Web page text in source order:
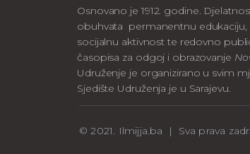
Osnovano je 1912. godine.
obuhvata permanentnu edukaciju,
socijalnu aktivnost te redovno
časopisa za odgoj i obrazovanje
Udruženje je organizirano u svim
Sjedište Udruženja je u Sarajevu.
© 2021. Ilmijja.ba | Sva prava